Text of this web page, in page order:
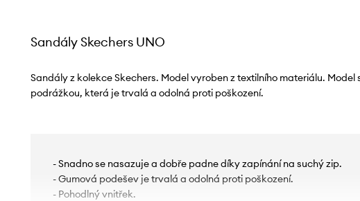
Sandály Skechers UNO
Sandály z kolekce Skechers. Model vyroben z textilního materiálu. Model
podrážkou, která je trvalá a odolná proti poškození.
- Snadno se nasazuje a dobře padne díky zapínání na suchý zip.
- Gumová podešev je trvalá a odolná proti poškození.
- Pohodlný vnitřek.